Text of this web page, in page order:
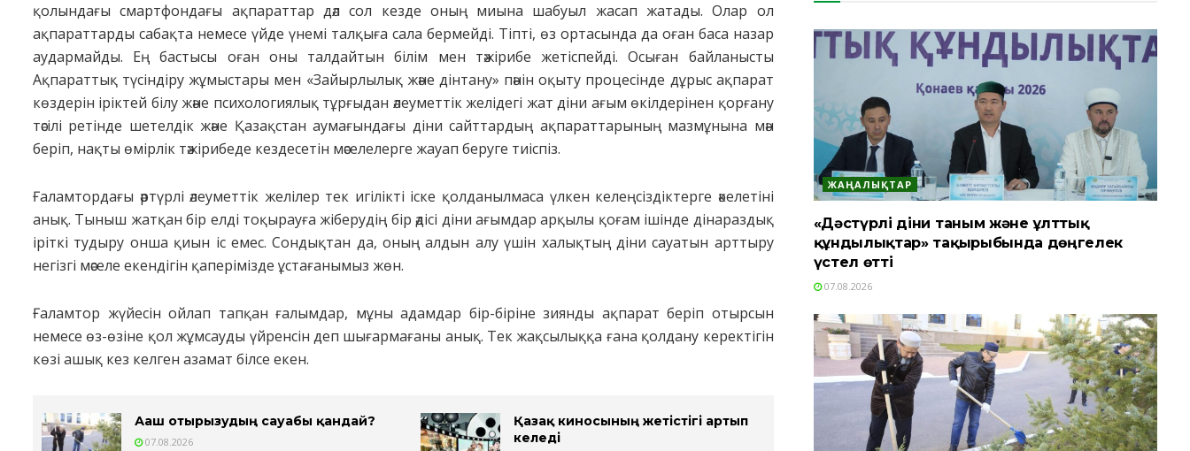
қолындағы смартфондағы ақпараттар дәл сол кезде оның миына шабуыл жасап жатады. Олар ол
ақпараттарды сабақта немесе үйде үнемі талқыға сала бермейді. Тіпті, өз ортасында да оған баса назар
аудармайды. Ең бастысы оған оны талдайтын білім мен тәжірибе жетіспейді. Осыған байланысты
Ақпараттық түсіндіру жұмыстары мен «Зайырлылық және дінтану» пәнін оқыту процесінде дұрыс ақпарат
көздерін іріктей білу және психологиялық тұрғыдан әлеуметтік желідегі жат діни ағым өкілдерінен қорғану
тәсілі ретінде шетелдік және Қазақстан аумағындағы діни сайттардың ақпараттарының мазмұнына мән
беріп, нақты өмірлік тәжірибеде кездесетін мәселелерге жауап беруге тиіспіз.
Ғаламтордағы әртүрлі әлеуметтік желілер тек игілікті іске қолданылмаса үлкен келеңсіздіктерге әкелетіні
анық. Тыныш жатқан бір елді тоқырауға жіберудің бір әдісі діни ағымдар арқылы қоғам ішінде дінараздық
іріткі тудыру онша қиын іс емес. Сондықтан да, оның алдын алу үшін халықтың діни сауатын арттыру
негізгі мәселе екендігін қаперімізде ұстағанымыз жөн.
Ғаламтор жүйесін ойлап тапқан ғалымдар, мұны адамдар бір-біріне зиянды ақпарат беріп отырсын
немесе өз-өзіне қол жұмсауды үйренсін деп шығармағаны анық. Тек жақсылыққа ғана қолдану керектігін
көзі ашық кез келген азамат білсе екен.
Ағаш отырғызудың сауабы қандай?
07.08.2026
Қазақ киносының жетістігі артып
келеді
ЖАҢАЛЫҚТАР
«Дәстүрлі діни таным және ұлттық
құндылықтар» тақырыбында дөңгелек
үстел өтті
07.08.2026